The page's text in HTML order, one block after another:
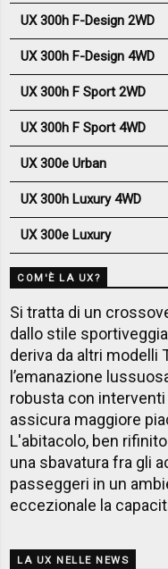
UX 300h F-Design 2WD
UX 300h F-Design 4WD
UX 300h F Sport 2WD
UX 300h F Sport 4WD
UX 300e Urban
UX 300h Luxury 4WD
UX 300e Luxury
COM'È LA UX?
Si tratta di un
dallo stile
deriva da altri modelli
l’emanazione
robusta con
assicura maggiore
L'abitacolo, ben
una sbavatura fra gli
passeggeri in un
eccezionale la
LA UX NELLE NEWS